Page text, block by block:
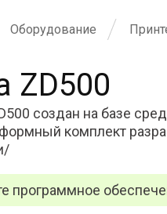
Оборудование
ZD500
создан на базе
комплект
программное